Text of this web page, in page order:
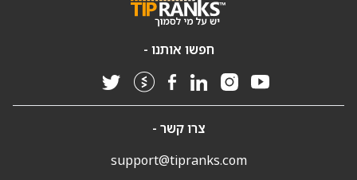
חפשו אותנו -
צרו קשר -
support@tipranks.com